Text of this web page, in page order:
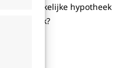
oorspronkelijke hypotheek
in ze werk?